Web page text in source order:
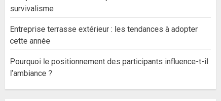
survivalisme
Entreprise terrasse extérieur : les tendances à adopter
cette année
Pourquoi le positionnement des participants influence-t-il
l’ambiance ?